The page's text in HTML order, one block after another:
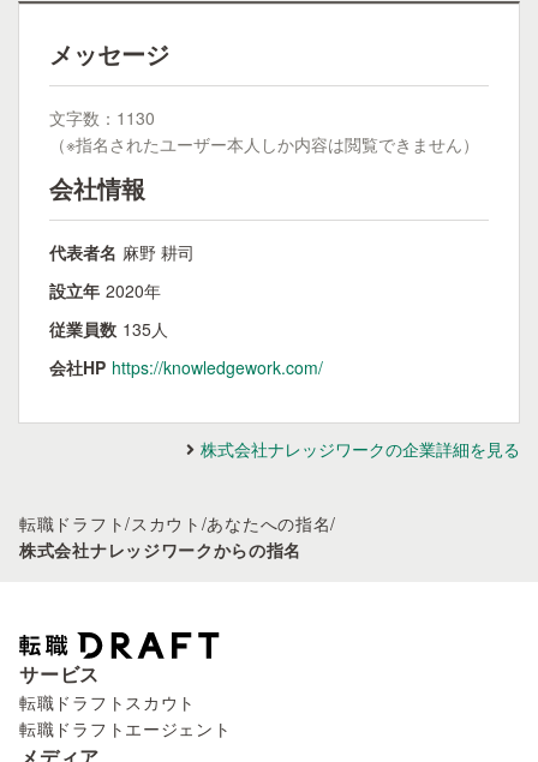
メッセージ
文字数：1130
（※指名されたユーザー本人しか内容は閲覧できません）
会社情報
代表者名 麻野 耕司
設立年 2020年
従業員数 135人
会社HP https://knowledgework.com/
株式会社ナレッジワークの企業詳細を見る
転職ドラフト/スカウト /あなたへの指名/
株式会社ナレッジワークからの指名
サービス
転職ドラフトスカウト
転職ドラフトエージェント